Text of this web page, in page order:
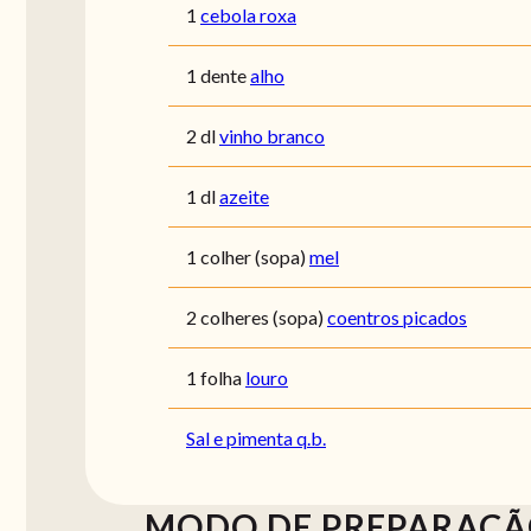
1 cebola roxa
1 dentealho
2 dlvinho branco
1 dlazeite
1 colher (sopa)mel
2 colheres (sopa)coentros picados
1 folha louro
Sal e pimenta q.b.